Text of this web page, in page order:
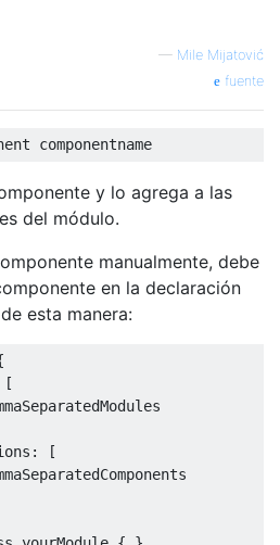
— Mile Mijatović
fuente
y lo agrega a las
del módulo.
manualmente, debe
en la declaración
esta manera:
[